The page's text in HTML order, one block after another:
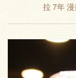
拉 7年